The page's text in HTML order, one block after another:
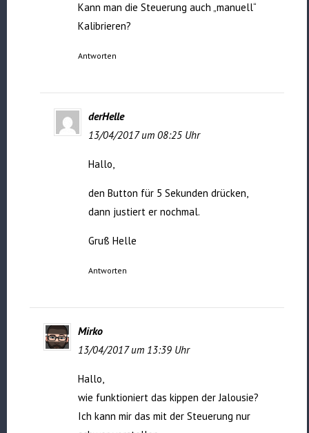
Kann man die Steuerung auch „manuell“
Kalibrieren?
Antworten
derHelle
13/04/2017 um 08:25 Uhr
Hallo,
den Button für 5 Sekunden drücken,
dann justiert er nochmal.
Gruß Helle
Antworten
Mirko
13/04/2017 um 13:39 Uhr
Hallo,
wie funktioniert das kippen der Jalousie?
Ich kann mir das mit der Steuerung nur